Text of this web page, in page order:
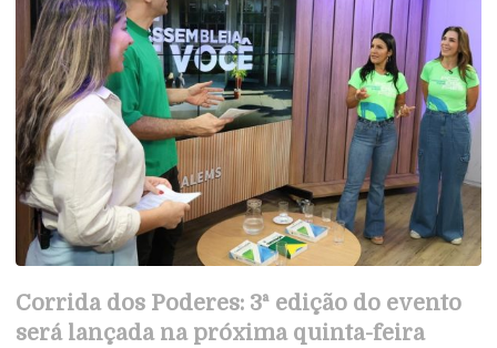
Corrida dos Poderes: 3ª edição do evento
será lançada na próxima quinta-feira